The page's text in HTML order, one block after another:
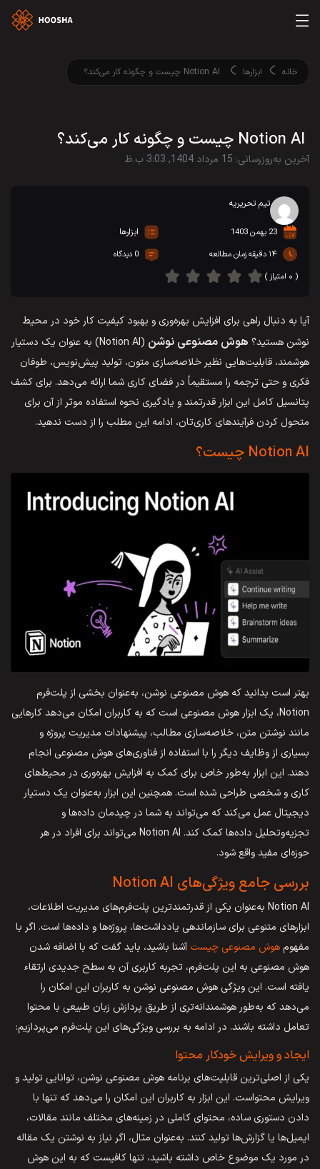
خانه ابزارها
آخرین به‌روزرسانی: 15 مرداد 1404, 3:03 ب.ظ
تیم تحریریه
23 بهمن 1403 ابزارها
۱۴ دقیقه زمان مطالعه
0 دیدگاه
( ۰ امتیاز )
آیا به دنبال راهی برای افزایش بهره‌وری و بهبود کیفیت کار خود در محیط
نوشن هستید؟ هوش مصنوعی نوشن
(Notion AI) به عنوان یک دستیار
هوشمند، قابلیت‌هایی نظیر خلاصه‌سازی متون، تولید پیش‌نویس، طوفان
فکری و حتی ترجمه را مستقیماً در فضای کاری شما ارائه می‌دهد. برای کشف
پتانسیل کامل این ابزار قدرتمند و یادگیری نحوه استفاده موثر از آن برای
متحول کردن فرآیندهای کاری‌تان، ادامه این مطلب را از دست ندهید.
Notion AI چیست؟
بهتر است بدانید که هوش مصنوعی نوشن، به‌عنوان بخشی از پلت‌فرم
Notion، یک ابزار هوش مصنوعی است که به کاربران امکان می‌دهد کارهایی
مانند نوشتن متن، خلاصه‌سازی مطالب، پیشنهادات مدیریت پروژه و
بسیاری از وظایف دیگر را با استفاده از فناوری‌های هوش مصنوعی انجام
دهند. این ابزار به‌طور خاص برای کمک به افزایش بهره‌وری در محیط‌های
کاری و شخصی طراحی شده است. همچنین این ابزار به‌عنوان یک دستیار
دیجیتال عمل می‌کند که می‌تواند به شما در چیدمان داده‌ها و
تجزیه‌وتحلیل داده‌ها کمک کند. Notion AI می‌تواند برای افراد در هر
حوزه‌ای مفید واقع شود.
بررسی جامع ویژگی‌های Notion AI
Notion AI به‌‌‌عنوان یکی از قدرتمندترین پلت‌فرم‌های مدیریت اطلاعات،
ابزارهای متنوعی برای سازماندهی یادداشت‌ها، پروژه‌ها و داده‌ها است. اگر با
مفهومهوش مصنوعی چیست آشنا باشید، باید گفت که با اضافه شدن
هوش مصنوعی به این پلت‌فرم، تجربه کاربری آن به سطح جدیدی ارتقاء
یافته است. این ویژگی هوش مصنوعی نوشن به کاربران این امکان را
می‌دهد که به‌طور هوشمندانه‌تری از طریق پردازش زبان طبیعی با محتوا
تعامل داشته باشند. در ادامه به بررسی ویژگی‌های این پلت‌فرم می‌پردازیم:
ایجاد و ویرایش خودکار محتوا
یکی از اصلی‌ترین قابلیت‌های برنامه هوش مصنوعی نوشن، توانایی تولید و
ویرایش محتواست. این ابزار به کاربران این امکان را می‌دهد که تنها با
دادن دستوری ساده، محتوای کاملی در زمینه‌های مختلف مانند مقالات،
ایمیل‌ها یا گزارش‌ها تولید کنند. به‌عنوان مثال، اگر نیاز به نوشتن یک مقاله
در مورد یک موضوع خاص داشته باشید، تنها کافیست که به این هوش